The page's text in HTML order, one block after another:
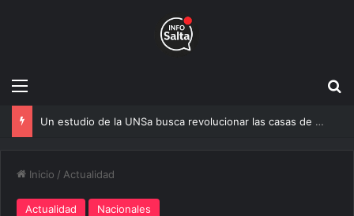
Menú
Un estudio de la UNSa busca revolucionar las casas de adobe y hacerlas más seguras
Inicio / Actualidad
Actualidad Nacionales